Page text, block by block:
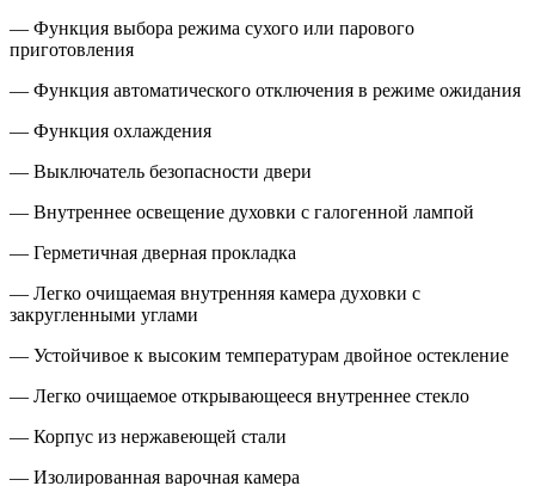
— Функция выбора режима сухого или парового
приготовления
— Функция автоматического отключения в режиме ожидания
— Функция охлаждения
— Выключатель безопасности двери
— Внутреннее освещение духовки с галогенной лампой
— Герметичная дверная прокладка
— Легко очищаемая внутренняя камера духовки с
закругленными углами
— Устойчивое к высоким температурам двойное остекление
— Легко очищаемое открывающееся внутреннее стекло
— Корпус из нержавеющей стали
— Изолированная варочная камера